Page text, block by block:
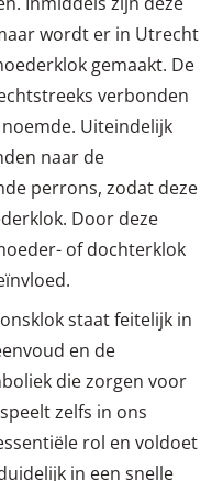
wordt er in Utrecht
gemaakt. De
verbonden
Uiteindelijk
naar de
perrons, zodat deze
Door deze
of dochterklok
staat feitelijk in
en de
die zorgen voor
zelfs in ons
rol en voldoet
in een snelle